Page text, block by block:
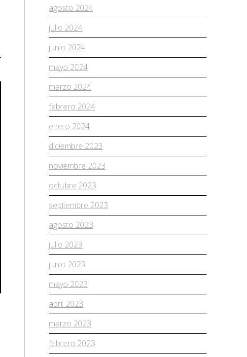
agosto 2024
julio 2024
junio 2024
mayo 2024
marzo 2024
febrero 2024
enero 2024
diciembre 2023
noviembre 2023
octubre 2023
septiembre 2023
agosto 2023
julio 2023
junio 2023
mayo 2023
abril 2023
marzo 2023
febrero 2023